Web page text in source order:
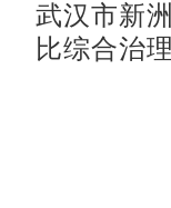
武汉市新
比综合治